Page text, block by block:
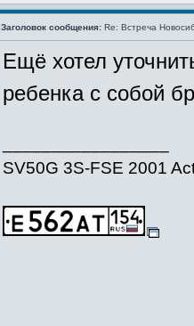
Заголовок сообщения: Re: Встреча
Ещё хотел
ребенка с собой
SV50G 3S-FSE 2001